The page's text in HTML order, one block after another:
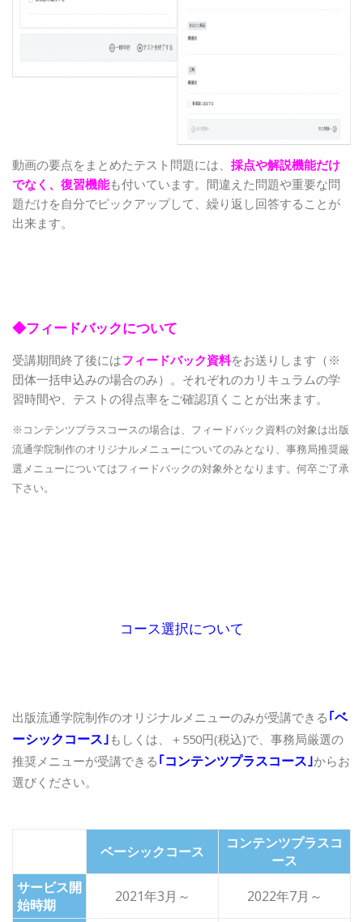
動画の要点をまとめたテスト問題には、 採点や解説機能だけ
でなく、復習機能も付いています。間違えた問題や重要な問
題だけを自分でピックアップして、繰り返し回答することが
出来ます。
◆フィードバックについて
受講期間終了後にはフィードバック資料をお送りします（※
団体一括申込みの場合のみ）。それぞれのカリキュラムの学
習時間や、テストの得点率をご確認頂くことが出来ます。
※コンテンツプラスコースの場合は、フィードバック資料の対象は出版
流通学院制作のオリジナルメニューについてのみとなり、事務局推奨厳
選メニューについてはフィードバックの対象外となります。何卒ご了承
下さい。
コース選択について
出版流通学院制作のオリジナルメニューのみが受講できる ｢ベ
ーシックコース｣ もしくは、＋550円(税込)で、 事務局厳選の
推奨メニューが受講できる ｢コンテンツプラスコース｣からお
選びください。
ベーシックコース
コンテンツプラスコ
ース
サービス開
始時期
2021年3月～ 2022年7月～